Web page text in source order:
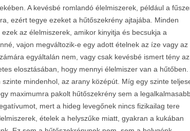
A kevésbé romlandó élelmiszerek, például a
ezért tegye ezeket a hűtőszekrény ajtajába. Minden
az élelmiszerek, amikor kinyitja és becsukja a
vajon megváltozik-e egy adott ételnek az íze vagy az
egyáltalán nem, vagy csak kevésbé ismert tény az,
elosztásában, hogy mennyi élelmiszer van a hűtőben.
mindenhol, az arany középút. Míg egy szinte
maximumra pakolt hűtőszekrény sem a
mert a hideg levegőnek nincs fizikailag tere
ételek a helyszűke miatt, gyakran a kukában